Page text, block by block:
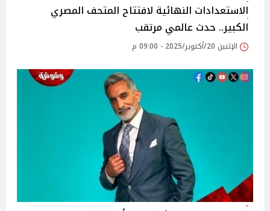
الاستعدادات النهائية لافتتاح المتحف المصري
الكبير.. حدث عالمي مرتقب
الإثنين 20/أكتوبر/2025 - 09:00 م